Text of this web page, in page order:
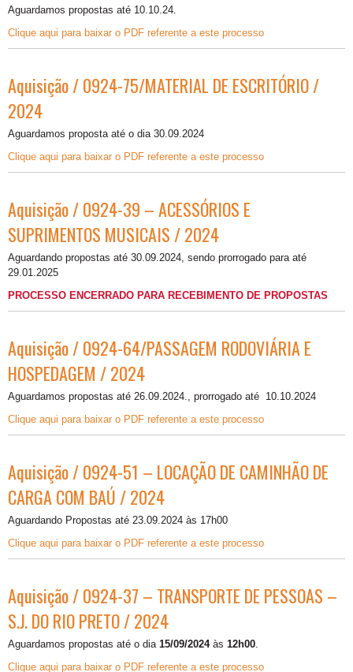
Aguardamos propostas até 10.10.24.
Clique aqui para baixar o PDF referente a este processo
Aquisição / 0924-75/MATERIAL DE ESCRITÓRIO /
2024
Aguardamos proposta até o dia 30.09.2024
Clique aqui para baixar o PDF referente a este processo
Aquisição / 0924-39 – ACESSÓRIOS E
SUPRIMENTOS MUSICAIS / 2024
Aguardando propostas até 30.09.2024, sendo prorrogado para até
29.01.2025
PROCESSO ENCERRADO PARA RECEBIMENTO DE PROPOSTAS
Aquisição / 0924-64/PASSAGEM RODOVIÁRIA E
HOSPEDAGEM / 2024
Aguardamos propostas até 26.09.2024., prorrogado até 10.10.2024
Clique aqui para baixar o PDF referente a este processo
Aquisição / 0924-51 – LOCAÇÃO DE CAMINHÃO DE
CARGA COM BAÚ / 2024
Aguardando Propostas até 23.09.2024 às 17h00
Clique aqui para baixar o PDF referente a este processo
Aquisição / 0924-37 – TRANSPORTE DE PESSOAS –
S.J. DO RIO PRETO / 2024
Aguardamos propostas até o dia 15/09/2024às 12h00.
Clique aqui para baixar o PDF referente a este processo